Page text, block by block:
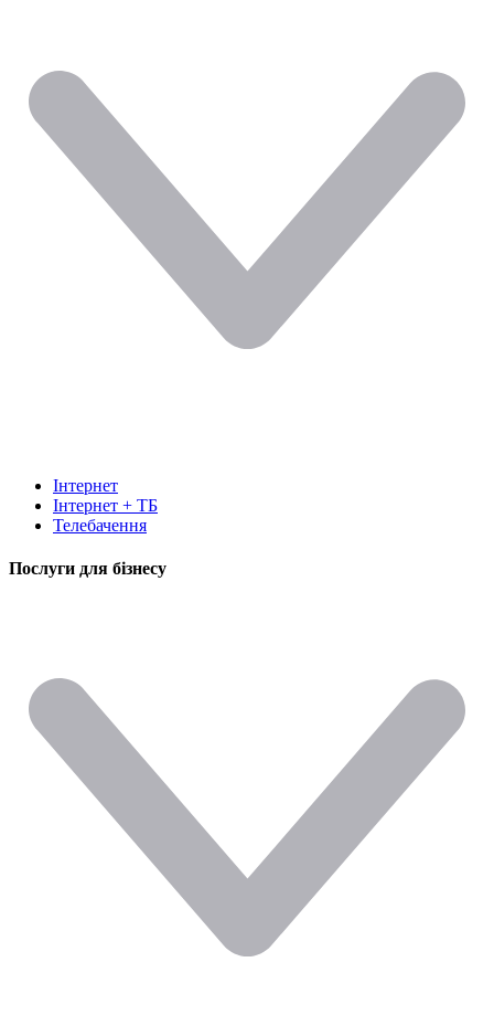
Інтернет
Інтернет + ТБ
Телебачення
Послуги для бізнесу